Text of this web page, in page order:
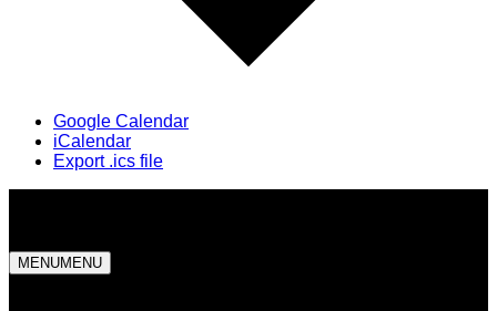
Google Calendar
iCalendar
Export .ics file
MENUMENU